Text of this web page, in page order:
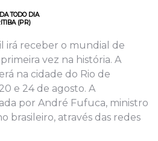
TODO DIA
(PR)
irá receber o mundial de
vez na história. A
na cidade do Rio de
e 24 de agosto. A
por André Fufuca, ministro
brasileiro, através das redes